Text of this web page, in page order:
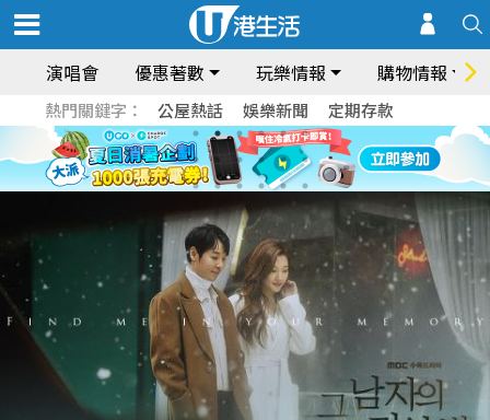
演唱會 優惠著數 玩樂情報 購物情報
熱門關鍵字： 公屋熱話 娛樂新聞 定期存款